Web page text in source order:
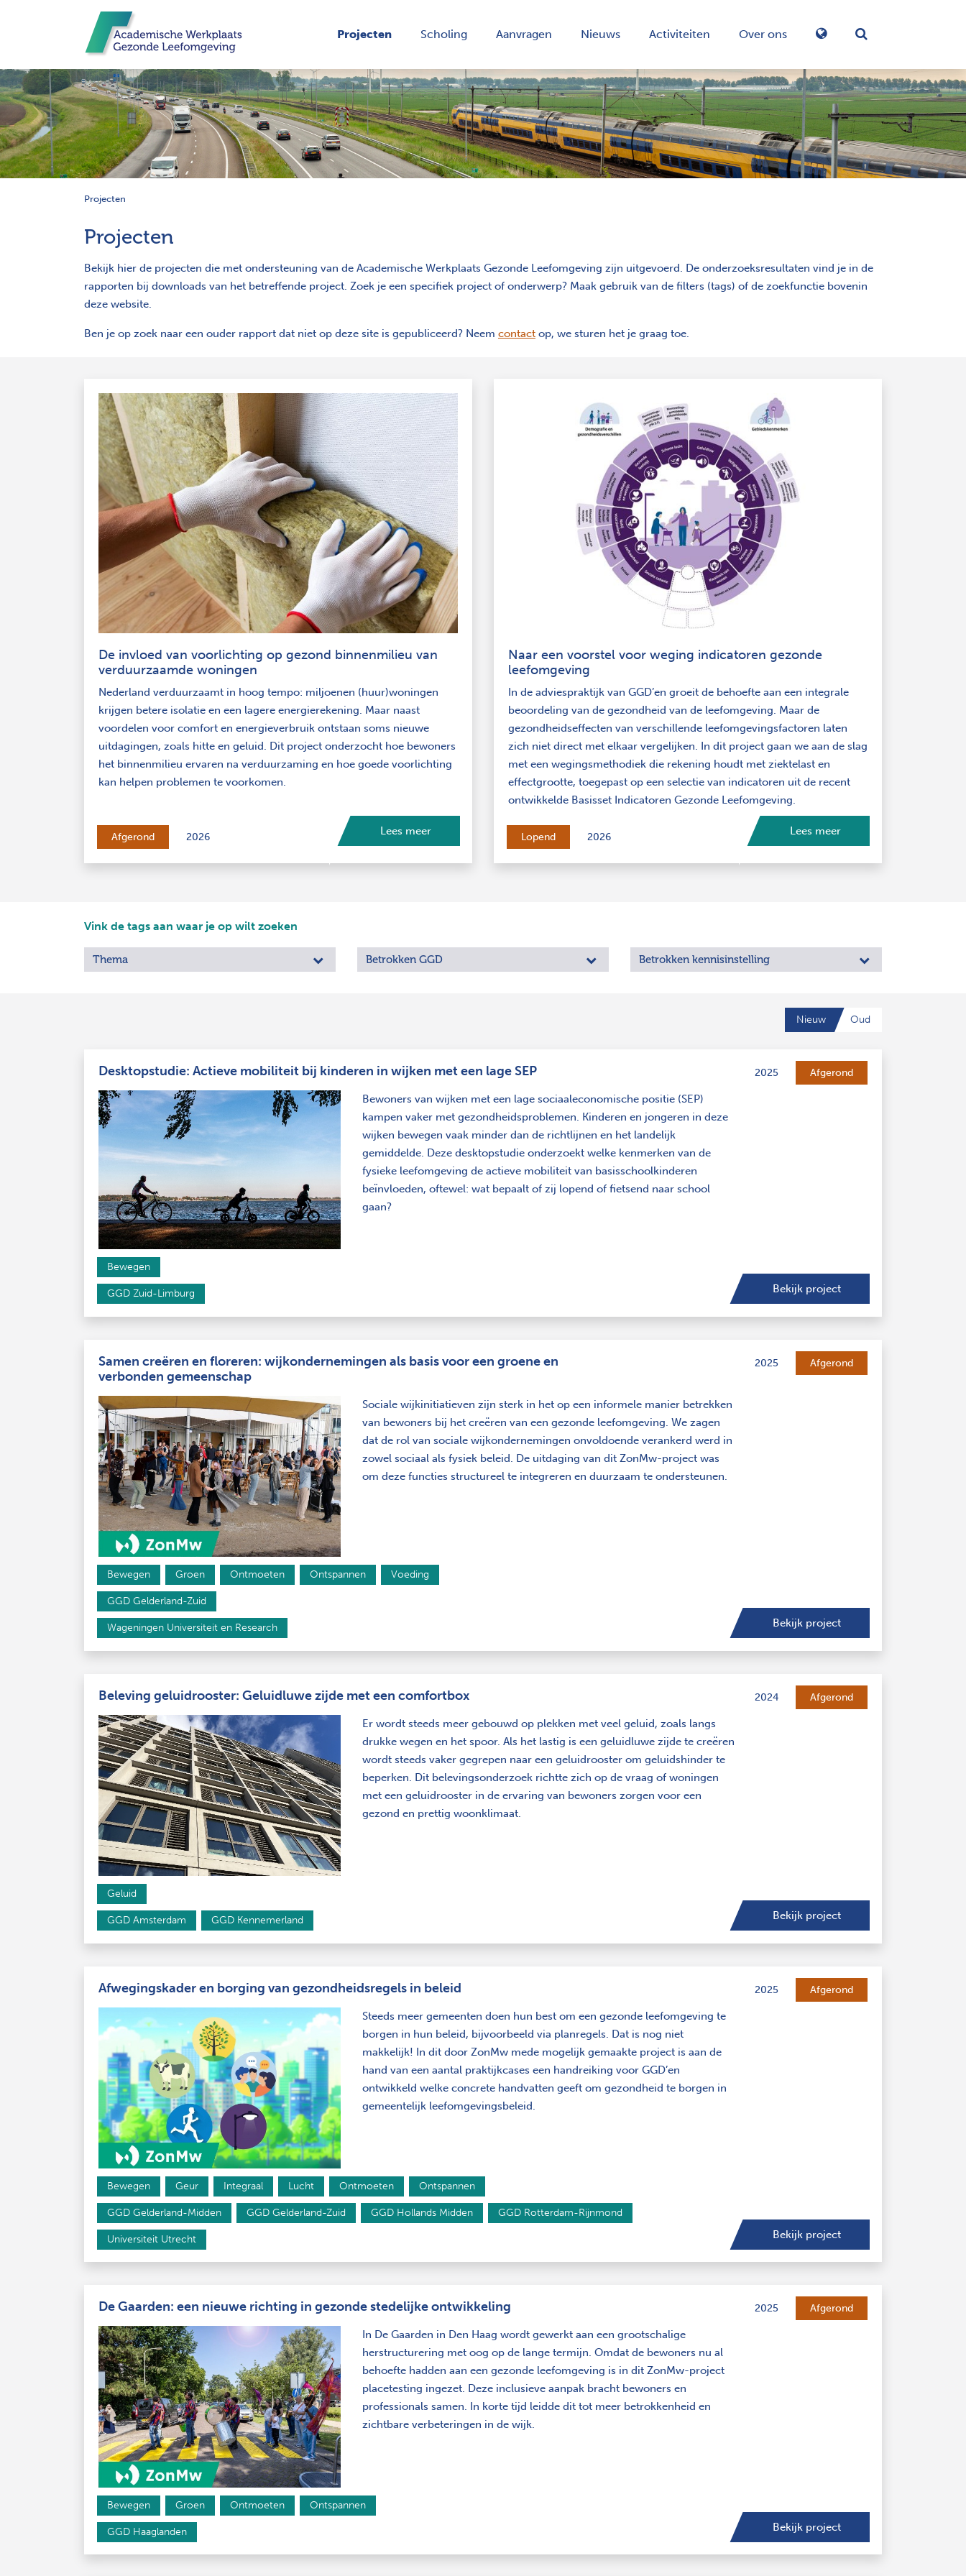
Projecten Scholing Aanvragen Nieuws Activiteiten
Over ons
Projecten
Projecten
Bekijk hier de projecten die met ondersteuning van de Academische Werkplaats Gezonde Leefomgeving zijn uitgevoerd. De onderzoeksresultaten vind je in de
rapporten bij downloads van het betreffende project. Zoek je een specifiek project of onderwerp? Maak gebruik van de filters (tags) of de zoekfunctie bovenin
deze website.
Ben je op zoek naar een ouder rapport dat niet op deze site is gepubliceerd? Neem contact op, we sturen het je graag toe.
De invloed van voorlichting op gezond binnenmilieu van
verduurzaamde woningen
Nederland verduurzaamt in hoog tempo: miljoenen (huur)woningen
krijgen betere isolatie en een lagere energierekening. Maar naast
voordelen voor comfort en energieverbruik ontstaan soms nieuwe
uitdagingen, zoals hitte en geluid. Dit project onderzocht hoe bewoners
het binnenmilieu ervaren na verduurzaming en hoe goede voorlichting
kan helpen problemen te voorkomen.
Afgerond 2026 Lees meer
Naar een voorstel voor weging indicatoren gezonde
leefomgeving
In de adviespraktijk van GGD’en groeit de behoefte aan een integrale
beoordeling van de gezondheid van de leefomgeving. Maar de
gezondheidseffecten van verschillende leefomgevingsfactoren laten
zich niet direct met elkaar vergelijken. In dit project gaan we aan de slag
met een wegingsmethodiek die rekening houdt met ziektelast en
effectgrootte, toegepast op een selectie van indicatoren uit de recent
ontwikkelde Basisset Indicatoren Gezonde Leefomgeving.
Lopend 2026 Lees meer
Vink de tags aan waar je op wilt zoeken
Thema Betrokken GGD Betrokken kennisinstelling
Nieuw Oud
Desktopstudie: Actieve mobiliteit bij kinderen in wijken met een lage SEP 2025 Afgerond
Bewoners van wijken met een lage sociaaleconomische positie (SEP)
kampen vaker met gezondheidsproblemen. Kinderen en jongeren in deze
wijken bewegen vaak minder dan de richtlijnen en het landelijk
gemiddelde. Deze desktopstudie onderzoekt welke kenmerken van de
fysieke leefomgeving de actieve mobiliteit van basisschoolkinderen
beïnvloeden, oftewel: wat bepaalt of zij lopend of fietsend naar school
gaan?
Bewegen
GGD Zuid-Limburg Bekijk project
Samen creëren en floreren: wijkondernemingen als basis voor een groene en
verbonden gemeenschap
2025 Afgerond
Sociale wijkinitiatieven zijn sterk in het op een informele manier betrekken
van bewoners bij het creëren van een gezonde leefomgeving. We zagen
dat de rol van sociale wijkondernemingen onvoldoende verankerd werd in
zowel sociaal als fysiek beleid. De uitdaging van dit ZonMw-project was
om deze functies structureel te integreren en duurzaam te ondersteunen.
Bewegen Groen Ontmoeten Ontspannen Voeding
GGD Gelderland-Zuid
Wageningen Universiteit en Research Bekijk project
Beleving geluidrooster: Geluidluwe zijde met een comfortbox 2024 Afgerond
Er wordt steeds meer gebouwd op plekken met veel geluid, zoals langs
drukke wegen en het spoor. Als het lastig is een geluidluwe zijde te creëren
wordt steeds vaker gegrepen naar een geluidrooster om geluidshinder te
beperken. Dit belevingsonderzoek richtte zich op de vraag of woningen
met een geluidrooster in de ervaring van bewoners zorgen voor een
gezond en prettig woonklimaat.
Geluid
GGD Amsterdam GGD Kennemerland Bekijk project
Afwegingskader en borging van gezondheidsregels in beleid 2025 Afgerond
Steeds meer gemeenten doen hun best om een gezonde leefomgeving te
borgen in hun beleid, bijvoorbeeld via planregels. Dat is nog niet
makkelijk! In dit door ZonMw mede mogelijk gemaakte project is aan de
hand van een aantal praktijkcases een handreiking voor GGD’en
ontwikkeld welke concrete handvatten geeft om gezondheid te borgen in
gemeentelijk leefomgevingsbeleid.
Bewegen Geur Integraal Lucht Ontmoeten Ontspannen
GGD Gelderland-Midden GGD Gelderland-Zuid GGD Hollands Midden GGD Rotterdam-Rijnmond
Universiteit Utrecht Bekijk project
De Gaarden: een nieuwe richting in gezonde stedelijke ontwikkeling 2025 Afgerond
In De Gaarden in Den Haag wordt gewerkt aan een grootschalige
herstructurering met oog op de lange termijn. Omdat de bewoners nu al
behoefte hadden aan een gezonde leefomgeving is in dit ZonMw-project
placetesting ingezet. Deze inclusieve aanpak bracht bewoners en
professionals samen. In korte tijd leidde dit tot meer betrokkenheid en
zichtbare verbeteringen in de wijk.
Bewegen Groen Ontmoeten Ontspannen
GGD Haaglanden Bekijk project